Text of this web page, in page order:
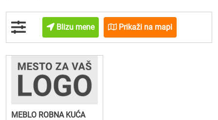
Blizu mene Prikaži na mapi
MEBLO ROBNA KUĆA